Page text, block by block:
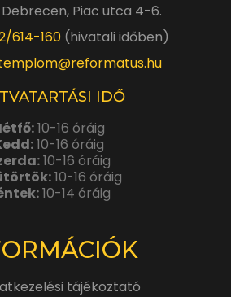
Piac utca 4-6.
614-160(hivatali időben)
IDŐ
10-16 óráig
10-16 óráig
10-16 óráig
10-16 óráig
10-14 óráig
tájékoztató